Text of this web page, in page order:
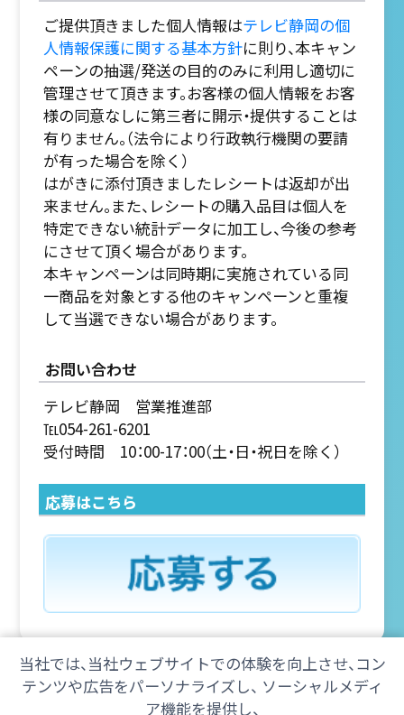
当社では、当社ウェブサイトでの体験を向上させ、コン
テンツや広告をパーソナライズし、 ソーシャルメディ
ア機能を提供し、
ご提供頂きました個人情報はテレビ静岡の個
人情報保護に関する基本方針に則り、本キャン
ペーンの抽選/発送の目的のみに利用し適切に
管理させて頂きます。お客様の個人情報をお客
様の同意なしに第三者に開示・提供することは
有りません。（法令により行政執行機関の要請
が有った場合を除く）
はがきに添付頂きましたレシートは返却が出
来ません。また、レシートの購入品目は個人を
特定できない統計データに加工し、今後の参考
にさせて頂く場合があります。
本キャンペーンは同時期に実施されている同
一商品を対象とする他のキャンペーンと重複
して当選できない場合があります。
お問い合わせ
テレビ静岡 営業推進部
℡054-261-6201
受付時間 10：00-17：00（土・日・祝日を除く）
応募はこちら